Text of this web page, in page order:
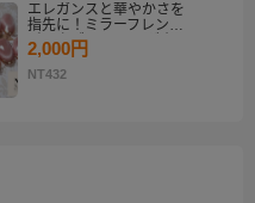
エレガンスと華やかさを
指先に！ミラーフレンチ
ピンクゴールド マグネッ
トネイルチップセット
【ネイルチップオーダ
2,000円
NT432